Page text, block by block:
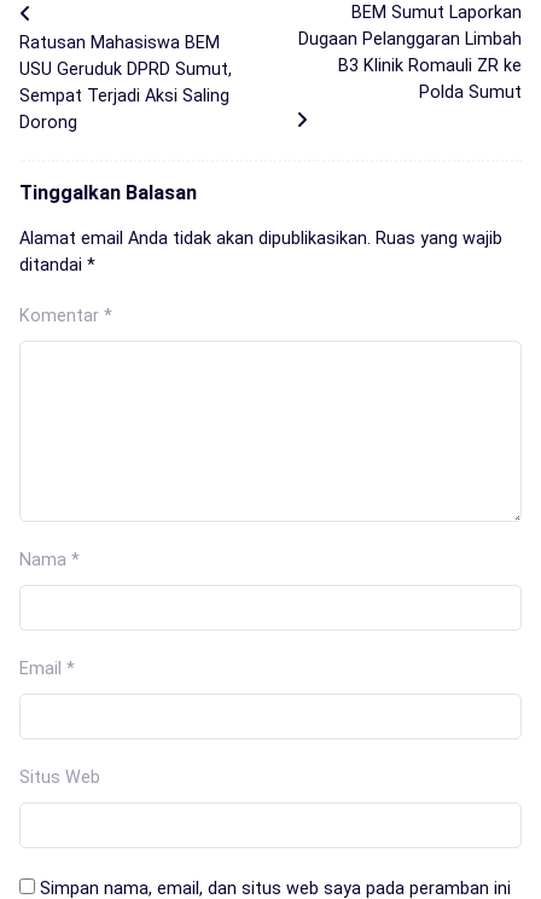
Ratusan Mahasiswa BEM
USU Geruduk DPRD Sumut,
Sempat Terjadi Aksi Saling
Dorong
BEM Sumut Laporkan
Dugaan Pelanggaran Limbah
B3 Klinik Romauli ZR ke
Polda Sumut
Tinggalkan Balasan
Alamat email Anda tidak akan dipublikasikan.
Ruas yang wajib
ditandai *
Komentar *
Nama *
Email *
Situs Web
Simpan nama, email, dan situs web saya pada peramban ini